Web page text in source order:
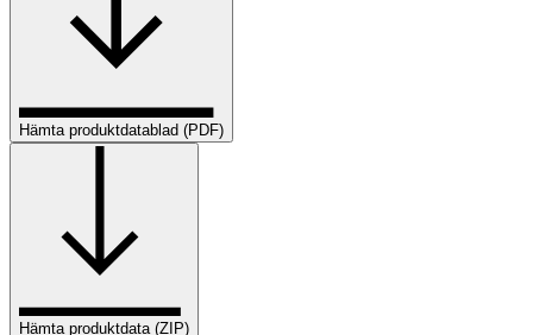
Hämta produktdatablad (PDF)
Hämta produktdata (ZIP)